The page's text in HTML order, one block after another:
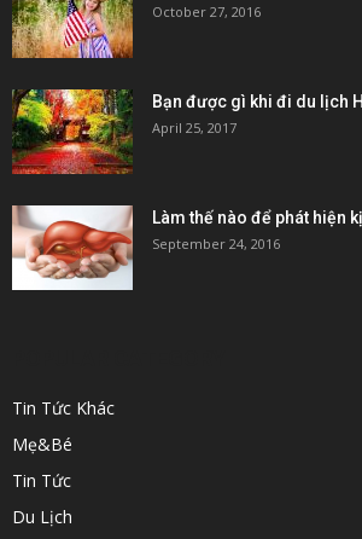
October 27, 2016
Bạn được gì khi đi du lịch
April 25, 2017
Làm thế nào để phát hiện
September 24, 2016
Tin Tức Khác
Mẹ&Bé
Tin Tức
Du Lịch